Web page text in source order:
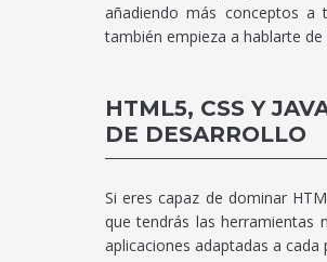
añadiendo más conceptos a
también empieza a hablarte
HTML5, CSS Y
DE DESARROLLO
Si eres capaz de dominar
que tendrás las herramientas
aplicaciones adaptadas a